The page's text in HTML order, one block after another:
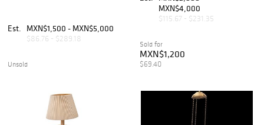
Est. MXN$1,500 - MXN$5,000
$86.76 - $289.18
Unsold
abombadom pantallas y
base de madera 1...
MXN$4,000
$115.67 - $231.35
Sold for
MXN$1,200
$69.40